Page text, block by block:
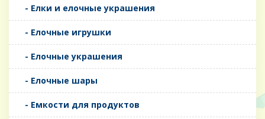
- Елки и елочные украшения
- Елочные игрушки
- Елочные украшения
- Елочные шары
- Емкости для продуктов